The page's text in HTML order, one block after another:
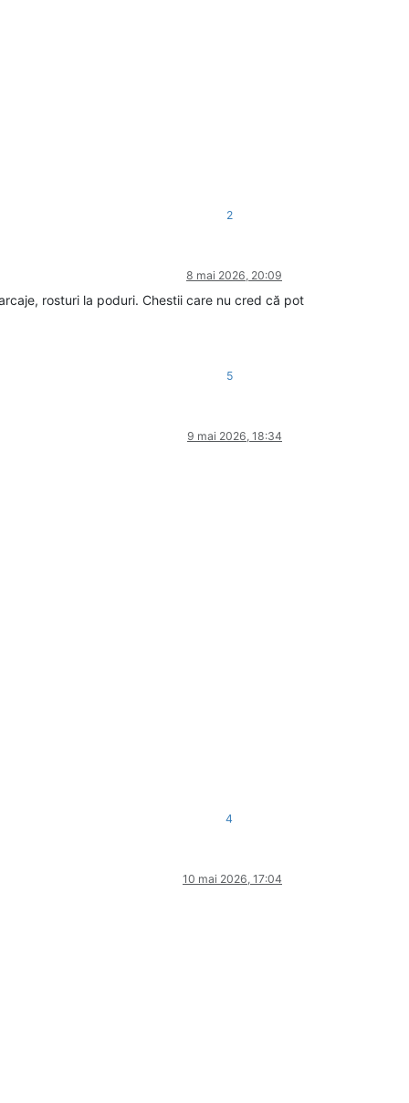
2
8 mai 2026, 20:09
rosturi la poduri. Chestii care nu cred că pot
5
9 mai 2026, 18:34
4
10 mai 2026, 17:04